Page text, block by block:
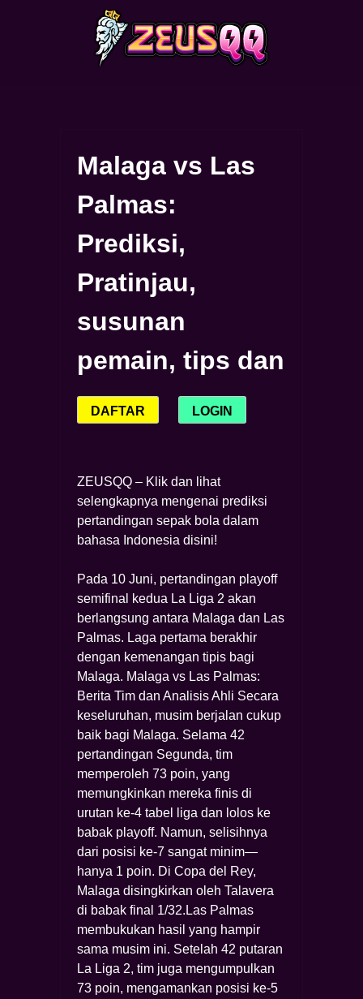
Malaga vs Las
Palmas:
Prediksi,
Pratinjau,
susunan
pemain, tips dan
DAFTAR LOGIN
ZEUSQQ – Klik dan lihat
selengkapnya mengenai prediksi
pertandingan sepak bola dalam
bahasa Indonesia disini!
Pada 10 Juni, pertandingan playoff
semifinal kedua La Liga 2 akan
berlangsung antara Malaga dan Las
Palmas. Laga pertama berakhir
dengan kemenangan tipis bagi
Malaga. Malaga vs Las Palmas:
Berita Tim dan Analisis Ahli Secara
keseluruhan, musim berjalan cukup
baik bagi Malaga. Selama 42
pertandingan Segunda, tim
memperoleh 73 poin, yang
memungkinkan mereka finis di
urutan ke-4 tabel liga dan lolos ke
babak playoff. Namun, selisihnya
dari posisi ke-7 sangat minim—
hanya 1 poin. Di Copa del Rey,
Malaga disingkirkan oleh Talavera
di babak final 1/32.Las Palmas
membukukan hasil yang hampir
sama musim ini. Setelah 42 putaran
La Liga 2, tim juga mengumpulkan
73 poin, mengamankan posisi ke-5